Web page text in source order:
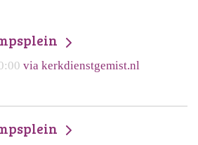
via kerkdienstgemist.nl